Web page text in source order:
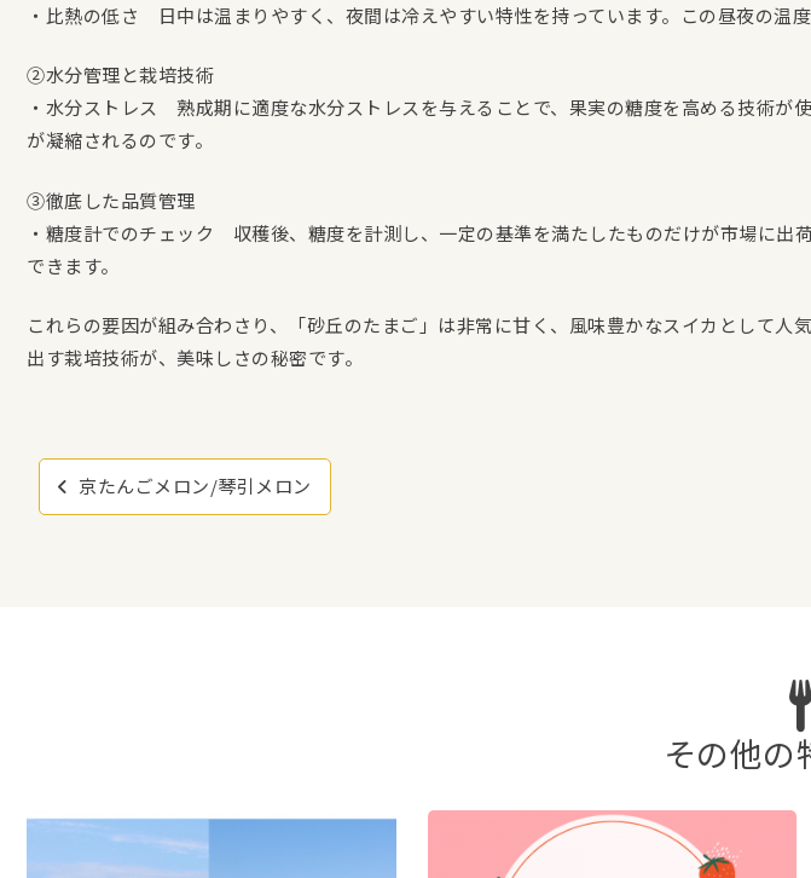
・比熱の低さ 日中は温まりやすく、夜間は冷えやすい特性を持っています。この昼夜の温
②水分管理と栽培技術
・水分ストレス 熟成期に適度な水分ストレスを与えることで、果実の糖度を高める技術
が凝縮されるのです。
③徹底した品質管理
・糖度計でのチェック 収穫後、糖度を計測し、一定の基準を満たしたものだけが市場に
できます。
これらの要因が組み合わさり、「砂丘のたまご」は非常に甘く、風味豊かなスイカとして
出す栽培技術が、美味しさの秘密です。
京たんごメロン/琴引メロン
その他の